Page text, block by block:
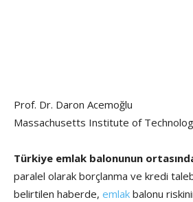
Prof. Dr. Daron Acemoğlu
Massachusetts Institute of
Türkiye emlak balonunun
paralel olarak borçlanma ve kredi
belirtilen haberde, emlak balonu